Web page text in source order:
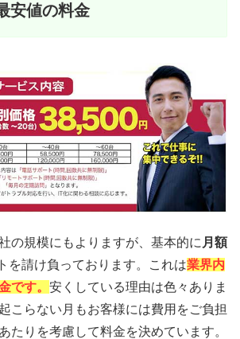
安値の料金
の規模にもよりますが、基本的に 月額
を請け負っております。これは業界内
です。 安くしている理由は色々ありま
こらない月もお客様には費用をご負担
たりを考慮して料金を決めています。